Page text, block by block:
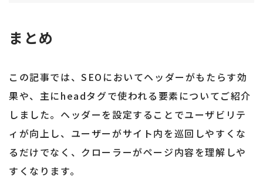
まとめ
この記事では、SEOにおいてヘッダーがもたらす効
果や、主にheadタグで使われる要素についてご紹介
しました。ヘッダーを設定することでユーザビリテ
ィが向上し、ユーザーがサイト内を巡回しやすくな
るだけでなく、クローラーがページ内容を理解しや
すくなります。